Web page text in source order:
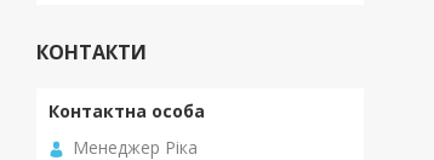
КОНТАКТИ
Менеджер Ріка